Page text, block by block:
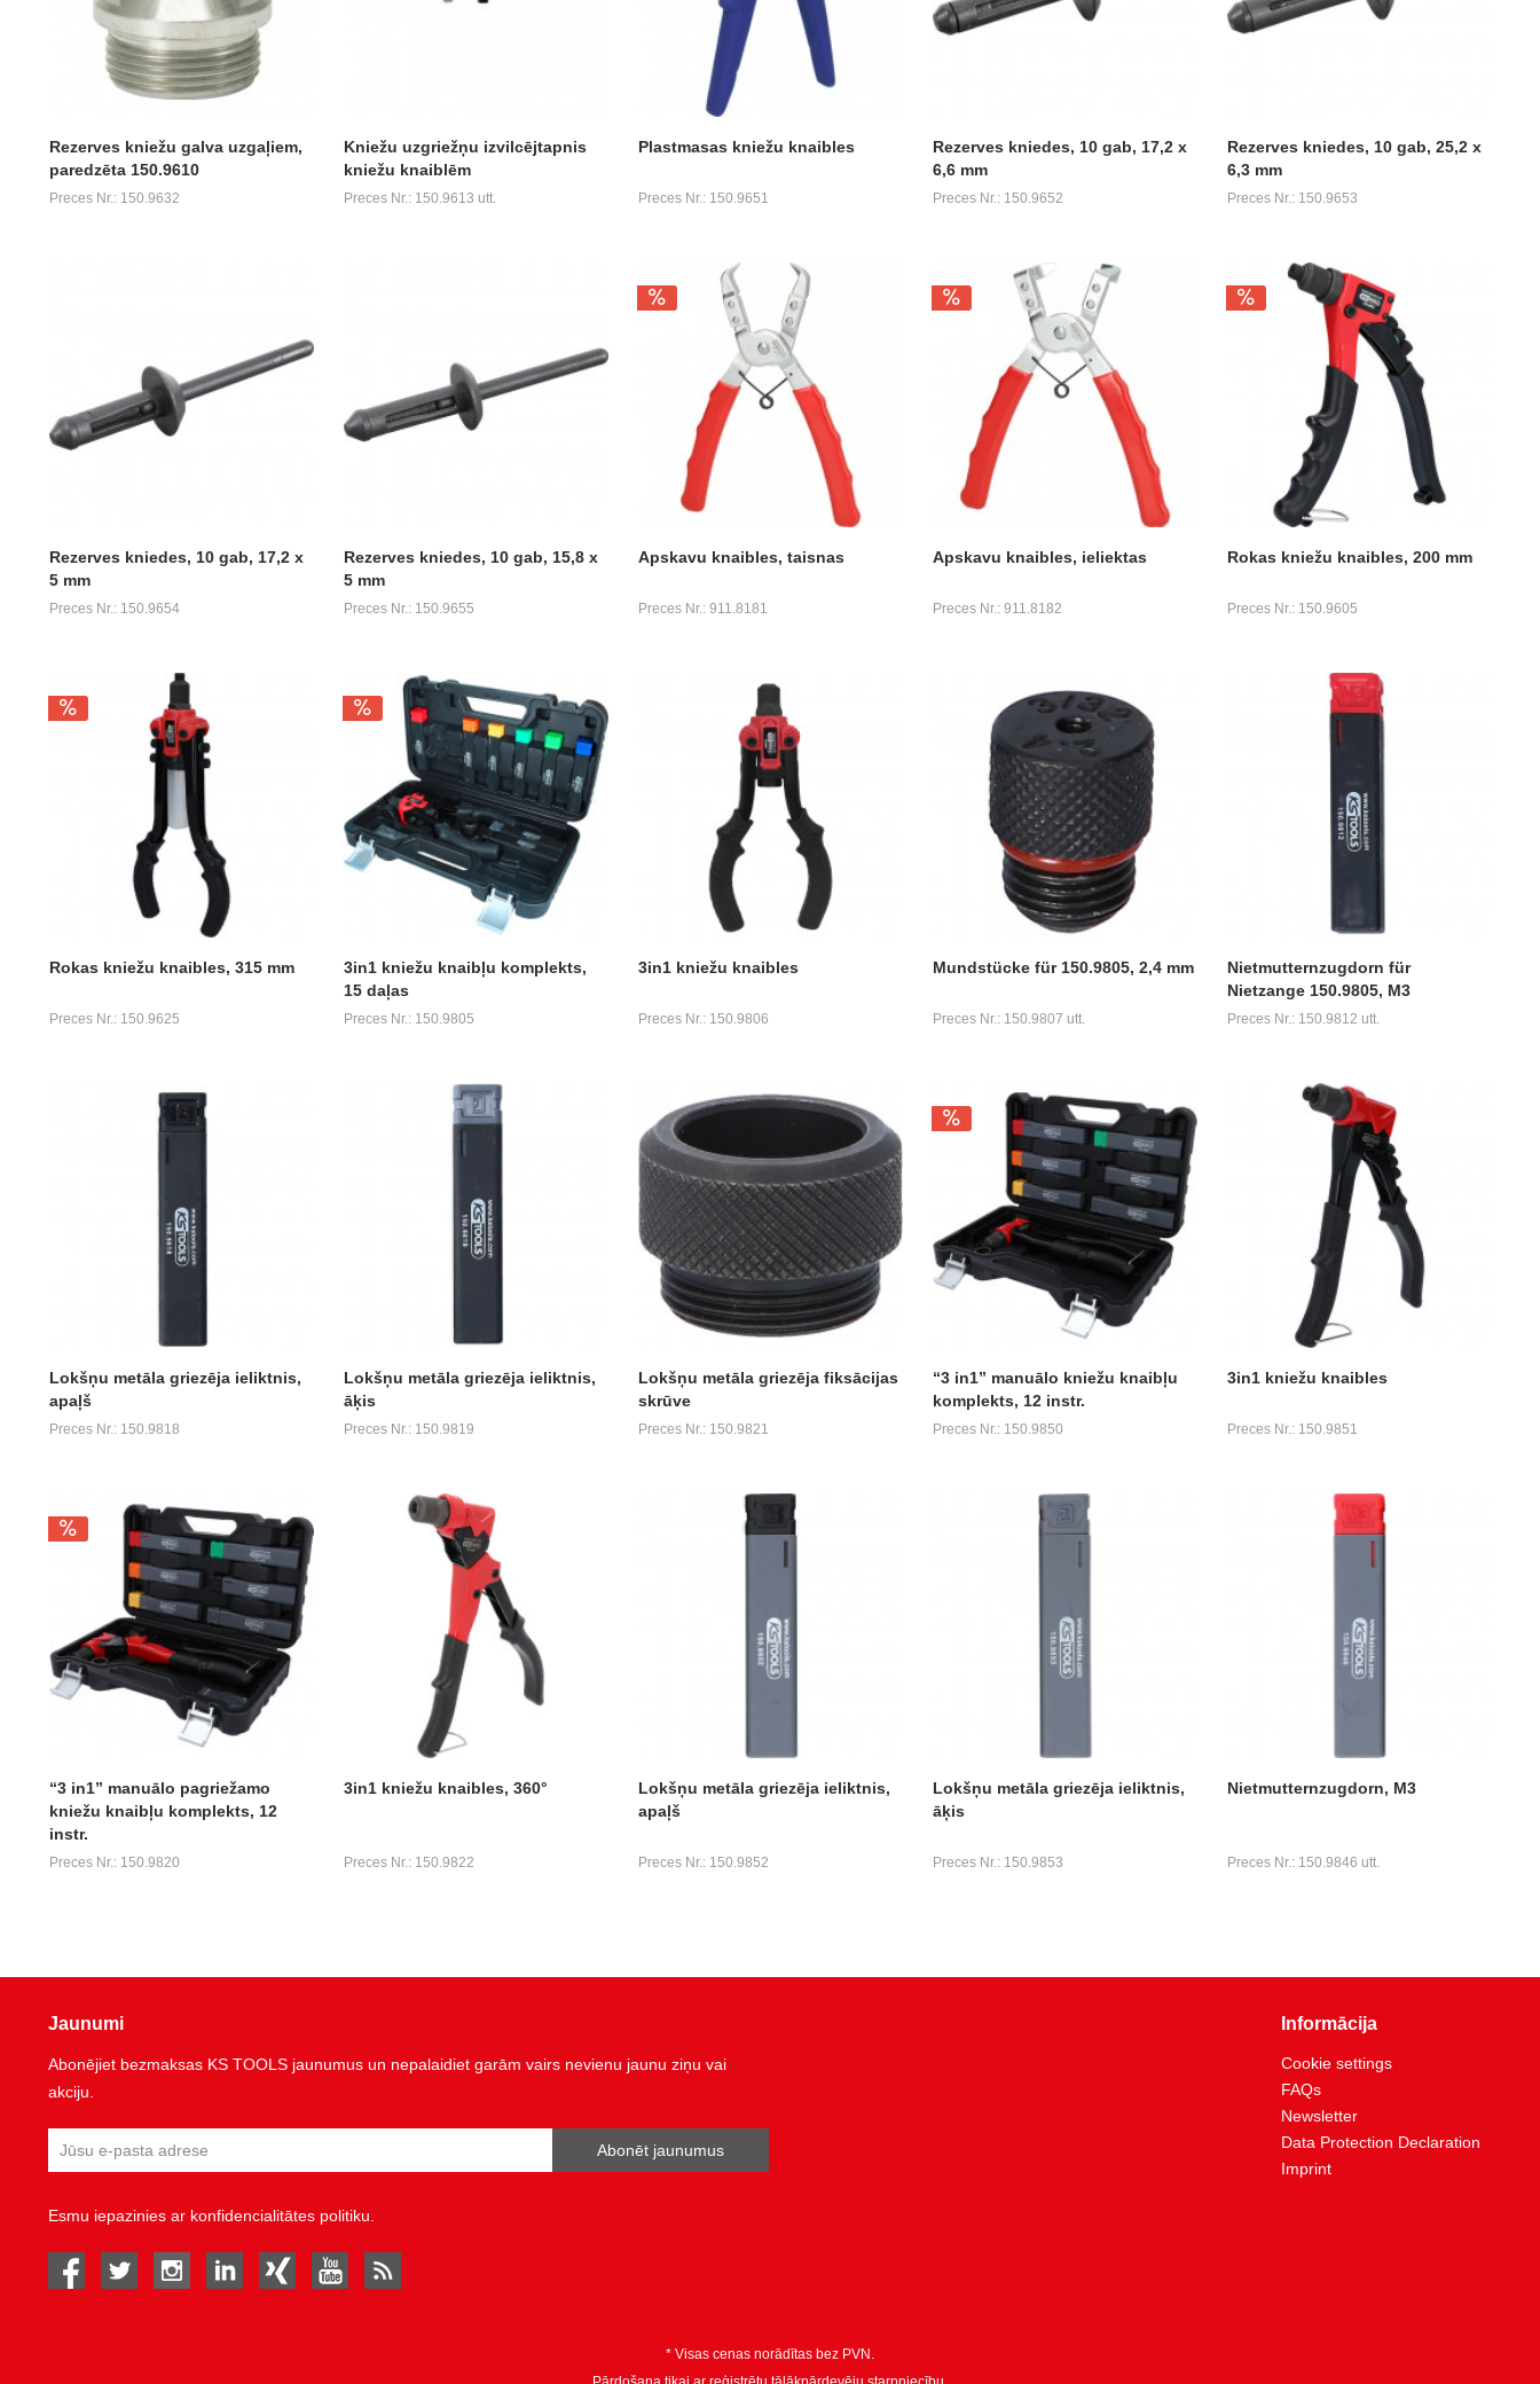
Rezerves kniežu galva uzgaļiem,
paredzēta 150.9610
Preces Nr.: 150.9632
Kniežu uzgriežņu izvilcējtapnis
kniežu knaiblēm
Preces Nr.: 150.9613 utt.
Plastmasas kniežu knaibles
Preces Nr.: 150.9651
Rezerves kniedes, 10 gab, 17,2 x
6,6 mm
Preces Nr.: 150.9652
Rezerves kniedes, 10 gab, 25,2 x
6,3 mm
Preces Nr.: 150.9653
Rezerves kniedes, 10 gab, 17,2 x
5 mm
Preces Nr.: 150.9654
Rezerves kniedes, 10 gab, 15,8 x
5 mm
Preces Nr.: 150.9655
Apskavu knaibles, taisnas
Preces Nr.: 911.8181
Apskavu knaibles, ieliektas
Preces Nr.: 911.8182
Rokas kniežu knaibles, 200 mm
Preces Nr.: 150.9605
Rokas kniežu knaibles, 315 mm
Preces Nr.: 150.9625
3in1 kniežu knaibļu komplekts,
15 daļas
Preces Nr.: 150.9805
3in1 kniežu knaibles
Preces Nr.: 150.9806
Mundstücke für 150.9805, 2,4 mm
Preces Nr.: 150.9807 utt.
Nietmutternzugdorn für
Nietzange 150.9805, M3
Preces Nr.: 150.9812 utt.
Lokšņu metāla griezēja ieliktnis,
apaļš
Preces Nr.: 150.9818
Lokšņu metāla griezēja ieliktnis,
āķis
Preces Nr.: 150.9819
Lokšņu metāla griezēja fiksācijas
skrūve
Preces Nr.: 150.9821
“3 in1” manuālo kniežu knaibļu
komplekts, 12 instr.
Preces Nr.: 150.9850
3in1 kniežu knaibles
Preces Nr.: 150.9851
“3 in1” manuālo pagriežamo
kniežu knaibļu komplekts, 12
instr.
Preces Nr.: 150.9820
3in1 kniežu knaibles, 360°
Preces Nr.: 150.9822
Lokšņu metāla griezēja ieliktnis,
apaļš
Preces Nr.: 150.9852
Lokšņu metāla griezēja ieliktnis,
āķis
Preces Nr.: 150.9853
Nietmutternzugdorn, M3
Preces Nr.: 150.9846 utt.
Jaunumi
Abonējiet bezmaksas KS TOOLS jaunumus un nepalaidiet garām vairs nevienu jaunu ziņu vai
akciju.
Abonēt jaunumus
Esmu iepazinies ar konfidencialitātes politiku.
facebook twitter instagramlinked in Xing youtube
Informācija
Cookie settings
FAQs
Newsletter
Data Protection Declaration
Imprint
* Visas cenas norādītas bez PVN.